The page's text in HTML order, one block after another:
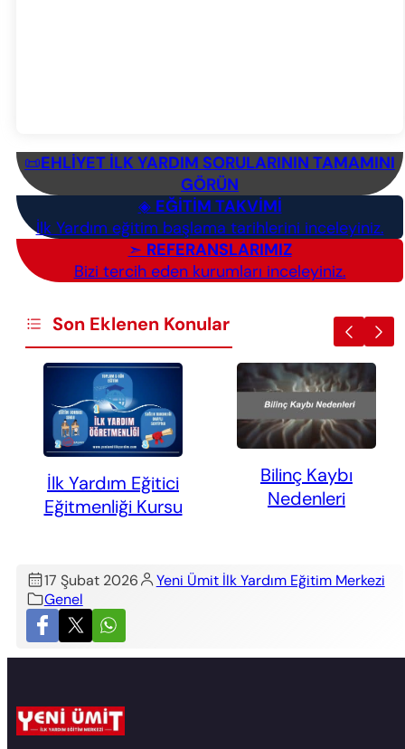
📜EHLİYET İLK YARDIM SORULARININ TAMAMINI
GÖRÜN
◈ EĞİTİM TAKVİMİ
İlk Yardım eğitim başlama tarihlerini inceleyiniz.
➣ REFERANSLARIMIZ
Bizi tercih eden kurumları inceleyiniz.
Son Eklenen Konular
İlk Yardım Eğitici
Eğitmenliği Kursu
Bilinç Kaybı
Nedenleri
17 Şubat 2026
Yeni Ümit İlk Yardım Eğitim Merkezi
Genel